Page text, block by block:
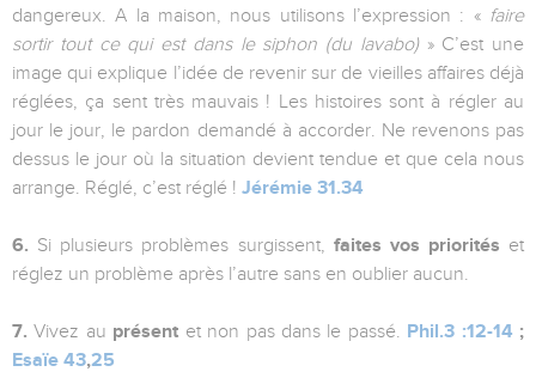
dangereux. A la maison, nous utilisons l’expression : « faire
sortir tout ce qui est dans le siphon (du lavabo) » C’est une
image qui explique l’idée de revenir sur de vieilles affaires déjà
réglées, ça sent très mauvais ! Les histoires sont à régler au
jour le jour, le pardon demandé à accorder. Ne revenons pas
dessus le jour où la situation devient tendue et que cela nous
arrange. Réglé, c’est réglé ! Jérémie 31.34
6. Si plusieurs problèmes surgissent, faites vos priorités et
réglez un problème après l’autre sans en oublier aucun.
7.Vivez au présent et non pas dans le passé. Phil.3 :12-14 ;
Esaïe 43,25